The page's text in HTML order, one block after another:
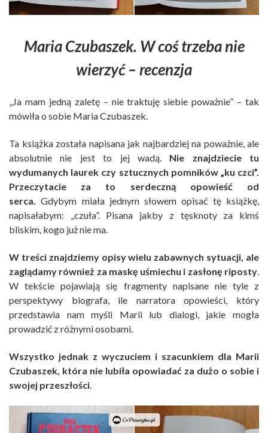
Maria Czubaszek. W coś trzeba nie
wierzyć – recenzja
„Ja mam jedną zaletę – nie traktuję siebie poważnie” – tak
mówiła o sobie Maria Czubaszek.
Ta książka została napisana jak najbardziej na poważnie, ale
absolutnie nie jest to jej wadą. Nie znajdziecie tu
wydumanych laurek czy sztucznych pomników „ku czci”.
Przeczytacie za to serdeczną opowieść od
serca. Gdybym miała jednym słowem opisać tę książkę,
napisałabym: „czuła”. Pisana jakby z tęsknoty za kimś
bliskim, kogo już nie ma.
W treści znajdziemy opisy wielu zabawnych sytuacji, ale
zaglądamy również za maskę uśmiechu i zasłonę riposty.
W tekście pojawiają się fragmenty napisane nie tyle z
perspektywy biografa, ile narratora opowieści, który
przedstawia nam myśli Marii lub dialogi, jakie mogła
prowadzić z różnymi osobami.
Wszystko jednak z wyczuciem i szacunkiem dla Marii
Czubaszek, która nie lubiła opowiadać za dużo o sobie i
swojej przeszłości.